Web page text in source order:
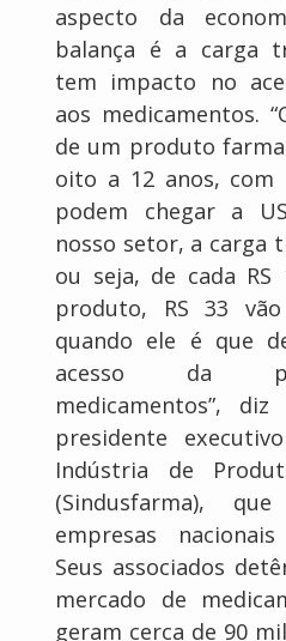
aspecto da
balança é a carga
tem impacto no
aos medicamentos.
de um produto
oito a 12 anos, com
podem chegar a
nosso setor, a carga
ou seja, de cada
produto, RS 33
quando ele é que
acesso da
medicamentos”,
presidente
Indústria de
(Sindusfarma),
empresas
Seus associados
mercado de
geram cerca de 90